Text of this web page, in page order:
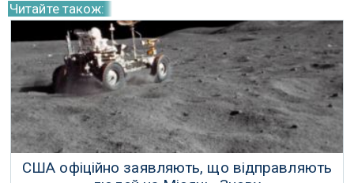
Читайте також:
США офіційно заявляють, що відправляють